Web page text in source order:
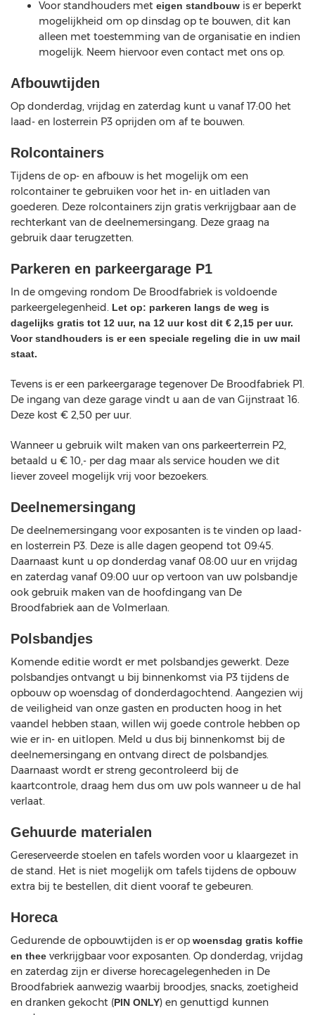
Voor standhouders met eigen standbouw is er beperkt
mogelijkheid om op dinsdag op te bouwen, dit kan
alleen met toestemming van de organisatie en indien
mogelijk. Neem hiervoor even contact met ons op.
Afbouwtijden
Op donderdag, vrijdag en zaterdag kunt u vanaf 17:00 het
laad- en losterrein P3 oprijden om af te bouwen.
Rolcontainers
Tijdens de op- en afbouw is het mogelijk om een
rolcontainer te gebruiken voor het in- en uitladen van
goederen. Deze rolcontainers zijn gratis verkrijgbaar aan de
rechterkant van de deelnemersingang. Deze graag na
gebruik daar terugzetten.
Parkeren en parkeergarage P1
In de omgeving rondom De Broodfabriek is voldoende
parkeergelegenheid. Let op: parkeren langs de weg is
dagelijks gratis tot 12 uur, na 12 uur kost dit € 2,15 per uur.
Voor standhouders is er een speciale regeling die in uw mail
staat.
Tevens is er een parkeergarage tegenover De Broodfabriek P1.
De ingang van deze garage vindt u aan de van Gijnstraat 16.
Deze kost € 2,50 per uur.
Wanneer u gebruik wilt maken van ons parkeerterrein P2,
betaald u € 10,- per dag maar als service houden we dit
liever zoveel mogelijk vrij voor bezoekers.
Deelnemersingang
De deelnemersingang voor exposanten is te vinden op laad-
en losterrein P3. Deze is alle dagen geopend tot 09:45.
Daarnaast kunt u op donderdag vanaf 08:00 uur en vrijdag
en zaterdag vanaf 09:00 uur op vertoon van uw polsbandje
ook gebruik maken van de hoofdingang van De
Broodfabriek aan de Volmerlaan.
Polsbandjes
Komende editie wordt er met polsbandjes gewerkt. Deze
polsbandjes ontvangt u bij binnenkomst via P3 tijdens de
opbouw op woensdag of donderdagochtend. Aangezien wij
de veiligheid van onze gasten en producten hoog in het
vaandel hebben staan, willen wij goede controle hebben op
wie er in- en uitlopen. Meld u dus bij binnenkomst bij de
deelnemersingang en ontvang direct de polsbandjes.
Daarnaast wordt er streng gecontroleerd bij de
kaartcontrole, draag hem dus om uw pols wanneer u de hal
verlaat.
Gehuurde materialen
Gereserveerde stoelen en tafels worden voor u klaargezet in
de stand. Het is niet mogelijk om tafels tijdens de opbouw
extra bij te bestellen, dit dient vooraf te gebeuren.
Horeca
Gedurende de opbouwtijden is er op woensdag gratis koffie
en thee verkrijgbaar voor exposanten. Op donderdag, vrijdag
en zaterdag zijn er diverse horecagelegenheden in De
Broodfabriek aanwezig waarbij broodjes, snacks, zoetigheid
en dranken gekocht (PIN ONLY) en genuttigd kunnen